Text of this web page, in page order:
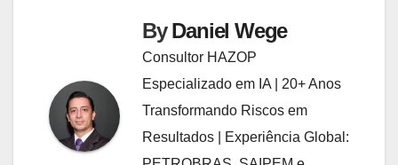
ByDaniel Wege
Consultor HAZOP
Especializado em IA | 20+ Anos
Transformando Riscos em
Resultados | Experiência Global: